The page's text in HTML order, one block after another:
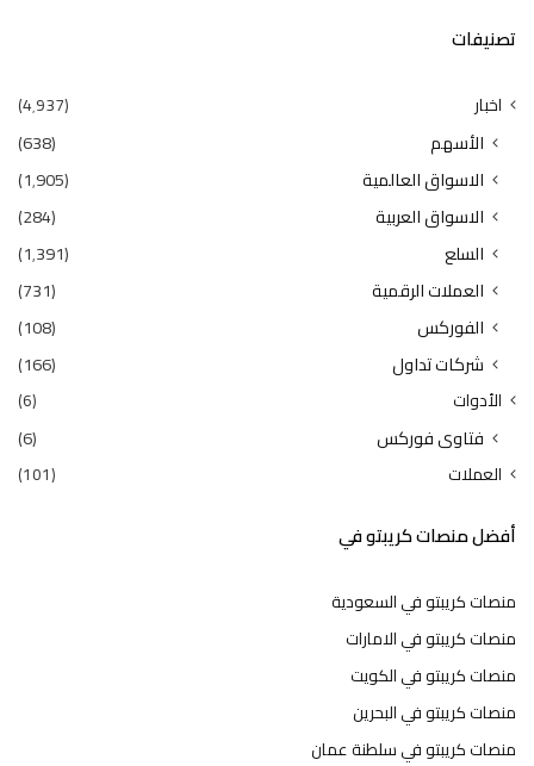
تصنيفات
اخبار (4٬937)
الأسهم
(638)
الاسواق العالمية
(1٬905)
الاسواق العربية
(284)
السلع
(1٬391)
العملات الرقمية
(731)
الفوركس
(108)
شركات تداول
(166)
الأدوات (6)
فتاوى فوركس (6)
العملات (101)
أفضل منصات كريبتو في
منصات كريبتو في السعودية
منصات كريبتو في الامارات
منصات كريبتو في الكويت
منصات كريبتو في البحرين
منصات كريبتو في سلطنة عمان